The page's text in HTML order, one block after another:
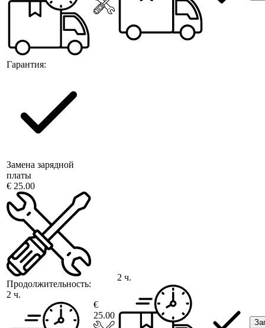
Гарантия:
Замена зарядной
платы
€ 25.00
Продолжительность:
2 ч.
€
25.00
2 ч.